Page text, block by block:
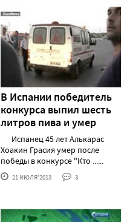
В Испании победитель
конкурса выпил шесть
литров пива и умер
Испанец 45 лет Алькарас
Хоакин Грасия умер после
победы в конкурсе "Кто ......
21 ИЮЛЯ'2013 3